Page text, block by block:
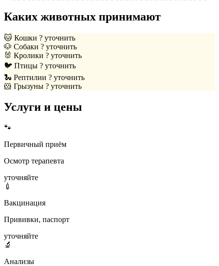
Каких животных принимают
🐱 Кошки ? уточнить
🐶 Собаки ? уточнить
🐰 Кролики ? уточнить
🐦 Птицы ? уточнить
🐍 Рептилии ? уточнить
🐹 Грызуны ? уточнить
Услуги и цены
🐾
Первичный приём
Осмотр терапевта
уточняйте
💉
Вакцинация
Прививки, паспорт
уточняйте
🔬
Анализы